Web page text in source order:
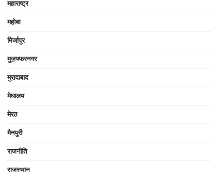
महाराष्ट्र
महोबा
मिर्जापुर
मुज़फ्फरनगर
मुरादाबाद
मेघालय
मेरठ
मैनपुरी
राजनीति
राजस्थान